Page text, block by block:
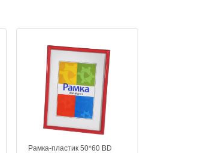
Рамка-пластик 50*60 BD